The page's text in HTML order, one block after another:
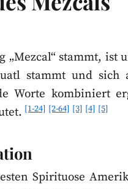
„Mezcal“ stammt,
stammt und
Worte kombiniert
[1-24] [2-64] [3] [4] [5]
Spirituose